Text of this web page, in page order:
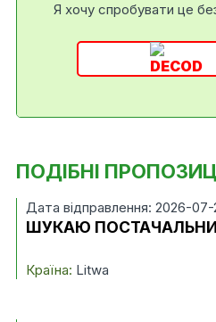
Я хочу спробувати це
ПОДІБНІ
Дата відправлення: 2026-07-
ШУКАЮ
Країна: Litwa